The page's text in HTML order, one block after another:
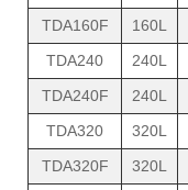
TDA160F
160L
TDA240
240L
TDA240F
240L
TDA320
320L
TDA320F
320L